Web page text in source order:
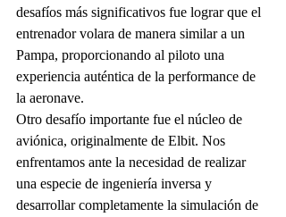
desafíos más significativos fue lograr que el
entrenador volara de manera similar a un
Pampa, proporcionando al piloto una
experiencia auténtica de la performance de
la aeronave.
Otro desafío importante fue el núcleo de
aviónica, originalmente de Elbit. Nos
enfrentamos ante la necesidad de realizar
una especie de ingeniería inversa y
desarrollar completamente la simulación de